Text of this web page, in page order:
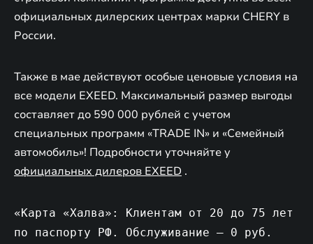
официальных дилерских центрах марки CHERY в
России.
Также в мае действуют особые ценовые условия на
все модели EXEED. Максимальный размер выгоды
составляет до 590 000 рублей с учетом
специальных программ «TRADE IN» и «Семейный
автомобиль»! Подробности уточняйте у
официальных дилеров EXEED .
«Карта «Халва»: Клиентам от 20 до 75 лет
по паспорту РФ. Обслуживание – 0 руб.